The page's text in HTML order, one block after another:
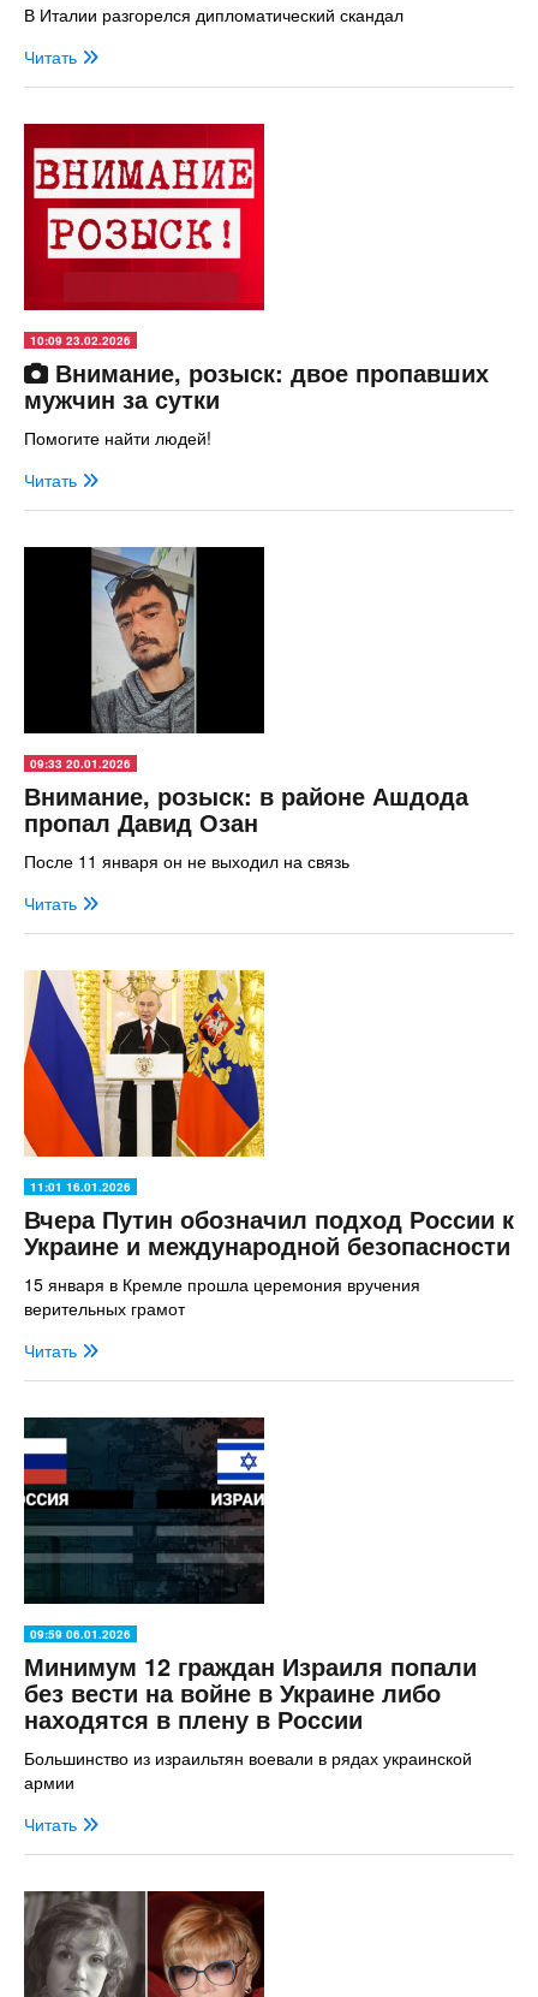
В Италии разгорелся дипломатический скандал
Читать
10:09 23.02.2026
Внимание, розыск: двое пропавших
мужчин за сутки
Помогите найти людей!
Читать
09:33 20.01.2026
Внимание, розыск: в районе Ашдода
пропал Давид Озан
После 11 января он не выходил на связь
Читать
11:01 16.01.2026
Вчера Путин обозначил подход России к
Украине и международной безопасности
15 января в Кремле прошла церемония вручения
верительных грамот
Читать
09:59 06.01.2026
Минимум 12 граждан Израиля попали
без вести на войне в Украине либо
находятся в плену в России
Большинство из израильтян воевали в рядах украинской
армии
Читать